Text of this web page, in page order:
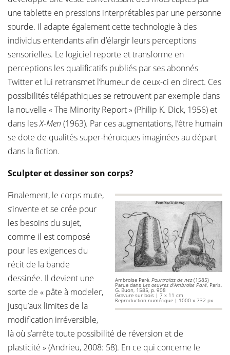
une tablette en pressions interprétables par une personne
sourde. Il adapte également cette technologie à des
individus entendants afin d’élargir leurs perceptions
sensorielles. Le logiciel reporte et transforme en
perceptions les qualificatifs publiés par ses abonnés
Twitter et lui retransmet l’humeur de ceux-ci en direct. Ces
possibilités télépathiques se retrouvent par exemple dans
la nouvelle « The Minority Report » (Philip K. Dick, 1956) et
dans lesX-Men (1963). Par ces augmentations, l’être humain
se dote de qualités super-héroïques imaginées au départ
dans la fiction.
Sculpter et dessiner son corps?
Ambroise Paré, Pourtraicts de nez(1585)
Parue dans Les oeuvres d'Ambroise Paré, Paris,
G. Buon, 1585, p. 908
Gravure sur bois | 7 x 11 cm
Reproduction numérique | 1000 x 732 px
Finalement, le corps mute,
s’invente et se crée pour
les besoins du sujet,
comme il est composé
pour les exigences du
récit de la bande
dessinée. Il devient une
sorte de « pâte à modeler,
jusqu’aux limites de la
modification irréversible,
là où s’arrête toute possibilité de réversion et de
plasticité » (Andrieu, 2008: 58). En ce qui concerne le